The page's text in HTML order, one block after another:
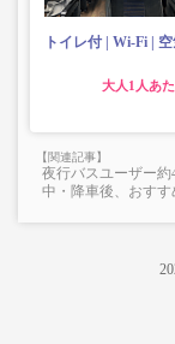
トイレ付 Wi-Fi
大人
夜行バスユーザー
中・降車後、おす